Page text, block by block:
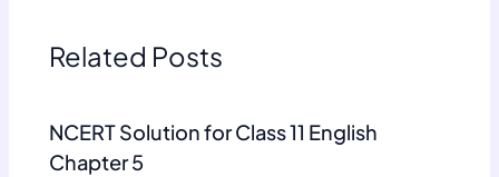
Related Posts
NCERT Solution for Class 11 English
Chapter 5